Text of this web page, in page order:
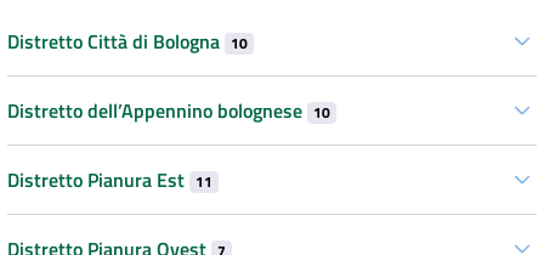
Distretto Città di Bologna 10
Distretto dell’Appennino bolognese 10
Distretto Pianura Est 11
Distretto Pianura Ovest 7